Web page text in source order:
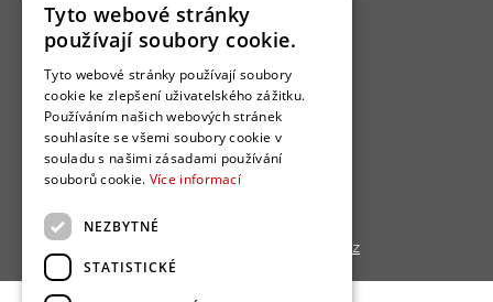
Bydlo programy
Jak se zapojit?
Uživatelské podmínky
Ochrana osobních údajú
Cookies
Bydlo.cz
Tyto webové stránky
používají soubory cookie.
Tyto webové stránky používají soubory
cookie ke zlepšení uživatelského zážitku.
Používáním našich webových stránek
souhlasíte se všemi soubory cookie v
souladu s našimi zásadami používání
souborů cookie. Více informací
NEZBYTNÉ
STATISTICKÉ